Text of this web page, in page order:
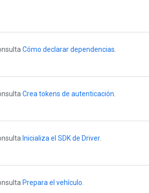
Cómo declarar dependencias
Crea tokens de autenticación
Inicializa el SDK de Driver.
Prepara el vehículo